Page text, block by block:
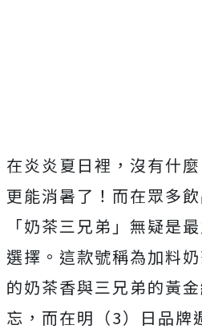
在炎炎夏日裡，沒有什
更能消暑了！而在眾多
「奶茶三兄弟」無疑是
選擇。這款號稱為加料
的奶茶香與三兄弟的黃
忘，而在明（3）日品牌